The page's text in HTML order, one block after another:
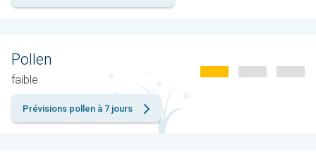
Pollen
faible
Prévisions pollen à 7 jours